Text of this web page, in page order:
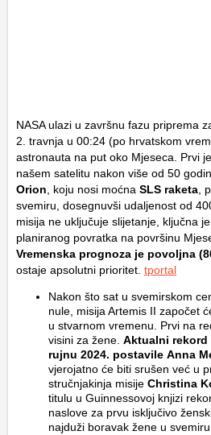
NASA ulazi u završnu fazu priprema
2. travnja u 00:24 (po hrvatskom
astronauta na put oko Mjeseca. Prvi
našem satelitu nakon više od 50
Orion, koju nosi moćna SLS raketa,
svemiru, dosegnuvši udaljenost od
misija ne uključuje slijetanje, ključna
planiranog povratka na površinu
Vremenska prognoza je povoljna
ostaje apsolutni prioritet. tportal
Nakon što sat u svemirskom
nule, misija Artemis II započet
u stvarnom vremenu. Prvi na
visini za žene. Aktualni rekord
rujnu 2024. postavile Anna
vjerojatno će biti srušen već u
stručnjakinja misije Christina
titulu u Guinnessovoj knjizi
naslove za prvu isključivo
najduži boravak žene u